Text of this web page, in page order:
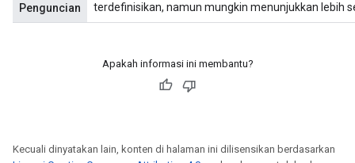
Penguncian
terdefinisikan, namun mungkin menunjukkan lebih
Apakah informasi ini membantu?
Kecuali dinyatakan lain, konten di halaman ini dilisensikan berdasarkan